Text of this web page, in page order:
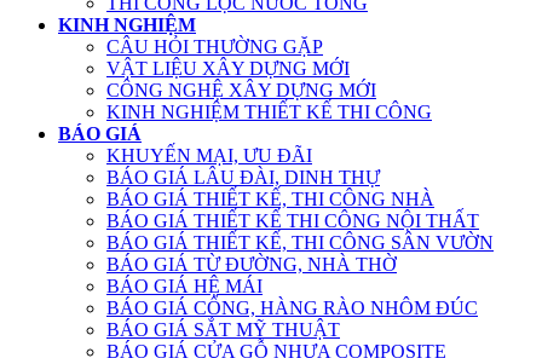
KINH NGHIỆM
CÂU HỎI THƯỜNG GẶP
VẬT LIỆU XÂY DỰNG MỚI
CÔNG NGHỆ XÂY DỰNG MỚI
KINH NGHIỆM THIẾT KẾ THI CÔNG
BÁO GIÁ
KHUYẾN MẠI, ƯU ĐÃI
BÁO GIÁ LÂU ĐÀI, DINH THỰ
BÁO GIÁ THIẾT KẾ, THI CÔNG NHÀ
BÁO GIÁ THIẾT KẾ THI CÔNG NỘI THẤT
BÁO GIÁ THIẾT KẾ, THI CÔNG SÂN VƯỜN
BÁO GIÁ TỪ ĐƯỜNG, NHÀ THỜ
BÁO GIÁ HỆ MÁI
BÁO GIÁ CỔNG, HÀNG RÀO NHÔM ĐÚC
BÁO GIÁ SẮT MỸ THUẬT
BÁO GIÁ CỬA GỖ NHỰA COMPOSITE